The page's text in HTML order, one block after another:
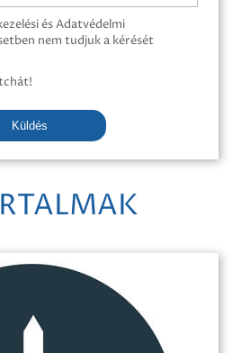
és Adatvédelmi
nem tudjuk a kérését
Küldés